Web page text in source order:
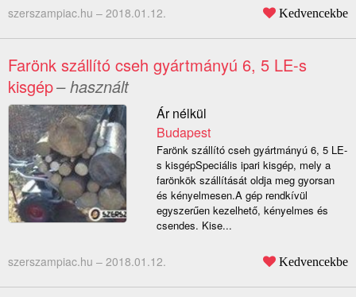
szerszampiac.hu – 2018.01.12. Kedvencekbe
Farönk szállító cseh gyártmányú 6, 5 LE-s
kisgép– használt
Ár nélkül
Budapest
Farönk szállító cseh gyártmányú 6, 5 LE-
s kisgépSpeciális ipari kisgép, mely a
farönkök szállítását oldja meg gyorsan
és kényelmesen.A gép rendkívül
egyszerűen kezelhető, kényelmes és
csendes. Kise...
szerszampiac.hu – 2018.01.12. Kedvencekbe